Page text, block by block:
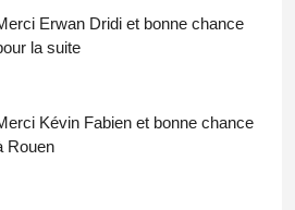
Erwan Dridi et bonne chance
la suite
Kévin Fabien et bonne chance
Rouen